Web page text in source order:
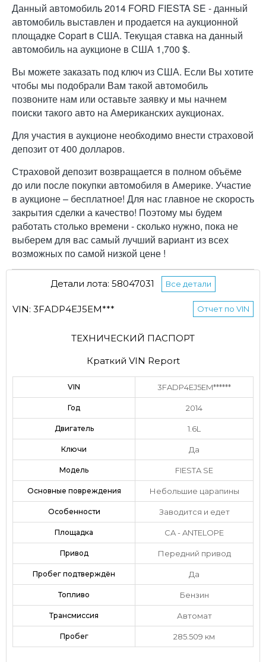
Данный автомобиль 2014 FORD FIESTA SE - данный
автомобиль выставлен и продается на аукционной
площадке Copart в США. Текущая ставка на данный
автомобиль на аукционе в США 1,700 $.
Вы можете заказать под ключ из США. Если Вы хотите
чтобы мы подобрали Вам такой автомобиль
позвоните нам или оставьте заявку и мы начнем
поиски такого авто на Американских аукционах.
Для участия в аукционе необходимо внести страховой
депозит от 400 долларов.
Страховой депозит возвращается в полном объёме
до или после покупки автомобиля в Америке. Участие
в аукционе – бесплатное! Для нас главное не скорость
закрытия сделки а качество! Поэтому мы будем
работать столько времени - сколько нужно, пока не
выберем для вас самый лучший вариант из всех
возможных по самой низкой цене !
Детали лота: 58047031 Все детали
VIN: 3FADP4EJ5EM*** Отчет по VIN
ТЕХНИЧЕСКИЙ ПАСПОРТ
Краткий VIN Report
VIN 3FADP4EJ5EM******
Год 2014
Двигатель 1.6L
Ключи Да
Модель FIESTA SE
Основные повреждения Небольшие царапины
Особенности Заводится и едет
Площадка CA - ANTELOPE
Привод Передний привод
Пробег подтверждён Да
Топливо Бензин
Трансмиссия Автомат
Пробег 285.509 км